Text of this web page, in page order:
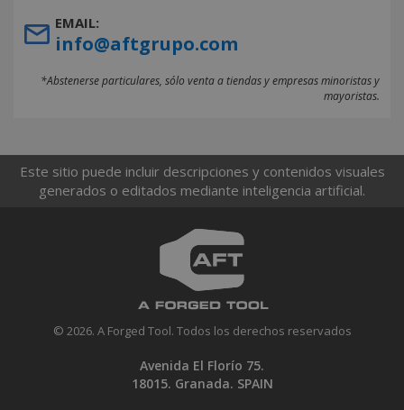
EMAIL:
info@aftgrupo.com
*Abstenerse particulares, sólo venta a tiendas y empresas minoristas y
mayoristas.
Este sitio puede incluir descripciones y contenidos visuales
generados o editados mediante inteligencia artificial.
© 2026. A Forged Tool. Todos los derechos reservados
Avenida El Florío 75.
18015. Granada. SPAIN